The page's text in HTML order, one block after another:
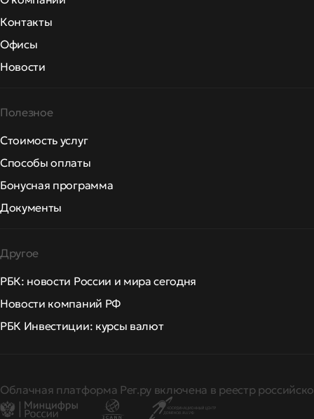
Контакты
Офисы
Новости
Полезное
Стоимость услуг
Способы оплаты
Бонусная программа
Документы
Другое
РБК: новости России и мира сегодня
Новости компаний РФ
РБК Инвестиции: курсы валют
Облачная платформа Рег.ру включена в реестр